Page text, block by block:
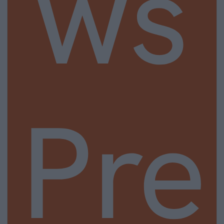
Pre